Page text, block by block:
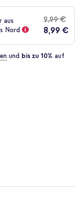
aus
Nord
9,99 €
8,99 €
und bis zu 10% auf